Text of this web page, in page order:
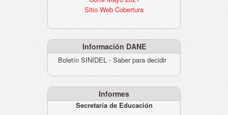
Sitio Web Cobertura
Información DANE
Boletín SINIDEL - Saber para decidir
Informes
Secretaría de Educación